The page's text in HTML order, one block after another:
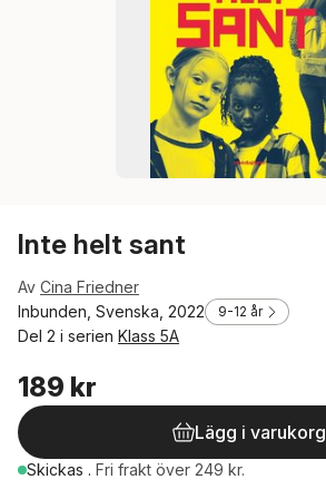
Inte helt sant
Av Cina Friedner
Inbunden, Svenska, 2022
9-12 år
Del 2 i serien Klass 5A
189 kr
Lägg i varukorg
Skickas . Fri frakt över 249 kr.